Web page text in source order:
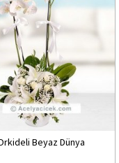
Beyaz Dünya